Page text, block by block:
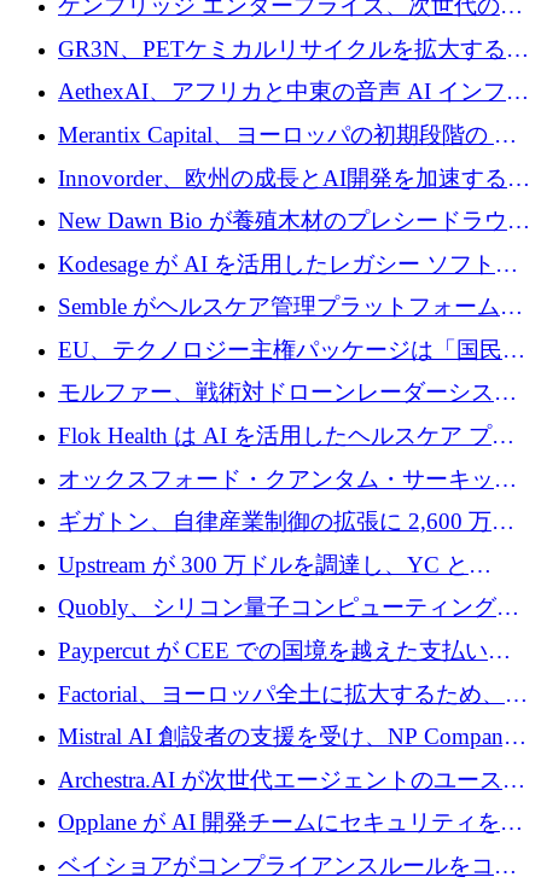
するためにQuantum-AIデータセンターを立ち
上げ
ケンブリッジ エンタープライズ、次世代のデ
ィープテック創設者向けにロンドンの出発点
を構築
GR3N、PETケミカルリサイクルを拡大するた
めにシリーズBで1,550万ユーロを調達
AethexAI、アフリカと中東の音声 AI インフラ
ストラクチャを構築するために 300 万ドルを
Merantix Capital、ヨーロッパの初期段階の AI
スタートアップ向けに 1 億 300 万ユーロのフ
ァンドを立ち上げる
Innovorder、欧州の成長とAI開発を加速するた
めに2,000万ユーロを確保
New Dawn Bio が養殖木材のプレシードラウン
ドで 210 万ユーロを調達
Kodesage が AI を活用したレガシー ソフトウ
ェアの最新化のために 660 万ドルを調達
Semble がヘルスケア管理プラットフォームを
拡大するためにシリーズ C で 3,000 万ポンド
を調達
EU、テクノロジー主権パッケージは「国民の
保護」に関するものだと発言
モルファー、戦術対ドローンレーダーシステ
ムを最前線に近づけるために150万ユーロを調
Flok Health は AI を活用したヘルスケア プラ
ットフォームの成長に 1,250 万ドルを投資
オックスフォード・クアンタム・サーキット
が「成人向け」2億6,000万ポンドの資金調達
ラウンドを獲得
ギガトン、自律産業制御の拡張に 2,600 万ド
ルを調達
Upstream が 300 万ドルを調達し、YC と
Xavier Niel が支援する共同 AI 受信箱を立ち上
Quobly、シリコン量子コンピューティングの
商用化のためにシリーズ A で 1 億 1,500 万ユ
ーロを調達
Paypercut が CEE での国境を越えた支払いを
拡大するために 500 万ユーロを確保
Factorial、ヨーロッパ全土に拡大するため、25
億ドルの評価額で1億5,000万ドルのシリーズD
Mistral AI 創設者の支援を受け、NP Company
がエンジニアリング向け AI を推進するために
600 万ユーロのプレシードを確保
Archestra.AI が次世代エージェントのユースケ
ースを実現するために 1,000 万ドルを調達
Opplane が AI 開発チームにセキュリティをも
たらすために 450 万ユーロを調達
ベイショアがコンプライアンスルールをコー